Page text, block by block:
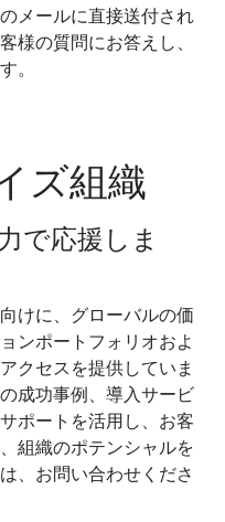
メールに直接送付され
様の質問にお答えし、
。
ズ組織
で応援しま
けに、グローバルの価
ンポートフォリオおよ
クセスを提供していま
成功事例、導入サービ
ポートを活用し、お客
組織のポテンシャルを
、お問い合わせくださ